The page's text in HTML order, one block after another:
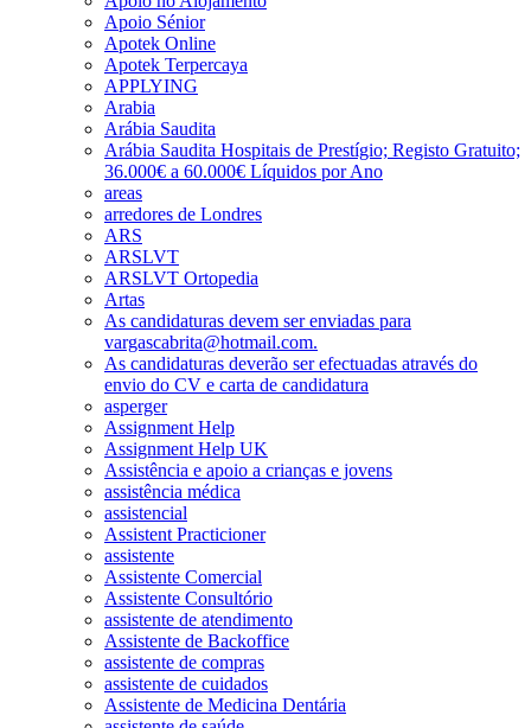
Apoio Sénior
Apotek Online
Apotek Terpercaya
APPLYING
Arabia
Arábia Saudita
Arábia Saudita Hospitais de Prestígio; Registo Gratuito;
36.000€ a 60.000€ Líquidos por Ano
areas
arredores de Londres
ARS
ARSLVT
ARSLVT Ortopedia
Artas
As candidaturas devem ser enviadas para
vargascabrita@hotmail.com.
As candidaturas deverão ser efectuadas através do
envio do CV e carta de candidatura
asperger
Assignment Help
Assignment Help UK
Assistência e apoio a crianças e jovens
assistência médica
assistencial
Assistent Practicioner
assistente
Assistente Comercial
Assistente Consultório
assistente de atendimento
Assistente de Backoffice
assistente de compras
assistente de cuidados
Assistente de Medicina Dentária